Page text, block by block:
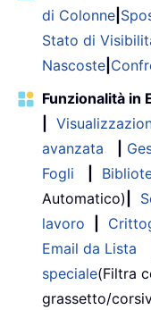
di Colonne
Stato di
Nascoste
Funzionalità in
avanzata
Fogli
Automatico)
lavoro
Email da Lista
speciale(Filtra
grassetto/